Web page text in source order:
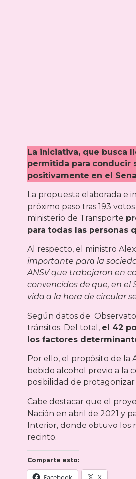
La iniciativa, que busca
permitida para conducir
positivamente en el
La propuesta elaborada e
próximo paso tras 193
ministerio de Transporte
para todas las personas
Al respecto, el ministro
importante para la
ANSV que trabajaron en
convencidos de que, en el
vida a la hora de circular
Según datos del
tránsitos. Del total, el 42
los factores
Por ello, el propósito de la
bebido alcohol previo a la
posibilidad de protagonizar
Cabe destacar que el
Nación en abril de 2021 y
Interior, donde obtuvo los
recinto.
Comparte esto:
Facebook X